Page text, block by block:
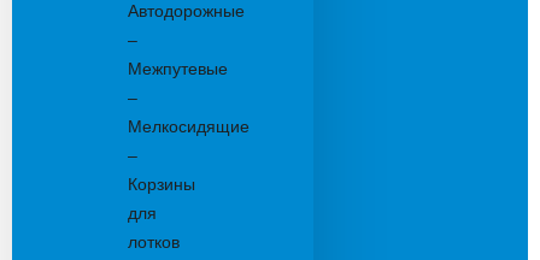
Автодорожные
–
Межпутевые
–
Мелкосидящие
–
Корзины
для
лотков